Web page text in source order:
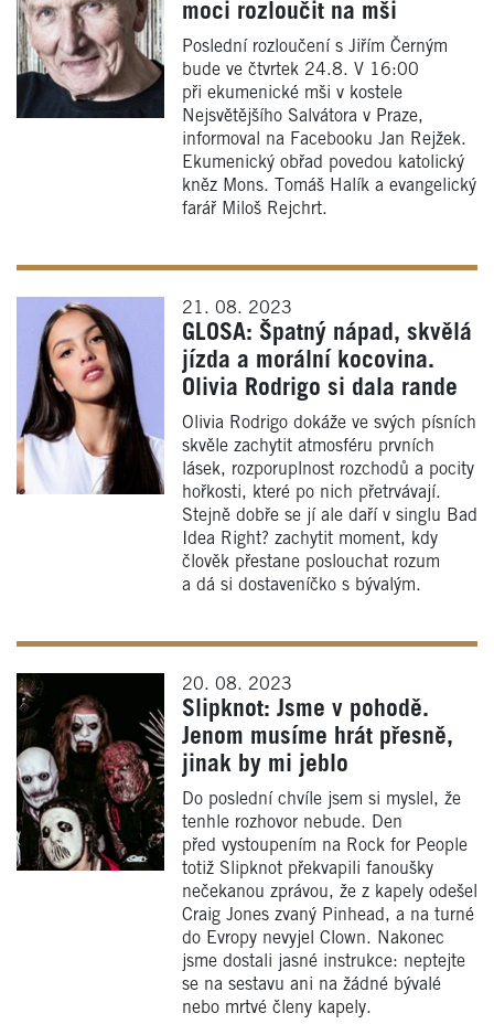
moci rozloučit na mši
Poslední rozloučení s Jiřím Černým
bude ve čtvrtek 24.8. V 16:00
při ekumenické mši v kostele
Nejsvětějšího Salvátora v Praze,
informoval na Facebooku Jan Rejžek.
Ekumenický obřad povedou katolický
kněz Mons. Tomáš Halík a evangelický
farář Miloš Rejchrt.
21. 08. 2023
GLOSA: Špatný nápad, skvělá
jízda a morální kocovina.
Olivia Rodrigo si dala rande
Olivia Rodrigo dokáže ve svých písních
skvěle zachytit atmosféru prvních
lásek, rozporuplnost rozchodů a pocity
hořkosti, které po nich přetrvávají.
Stejně dobře se jí ale daří v singlu Bad
Idea Right? zachytit moment, kdy
člověk přestane poslouchat rozum
a dá si dostaveníčko s bývalým.
20. 08. 2023
Slipknot: Jsme v pohodě.
Jenom musíme hrát přesně,
jinak by mi jeblo
Do poslední chvíle jsem si myslel, že
tenhle rozhovor nebude. Den
před vystoupením na Rock for People
totiž Slipknot překvapili fanoušky
nečekanou zprávou, že z kapely odešel
Craig Jones zvaný Pinhead, a na turné
do Evropy nevyjel Clown. Nakonec
jsme dostali jasné instrukce: neptejte
se na sestavu ani na žádné bývalé
nebo mrtvé členy kapely.